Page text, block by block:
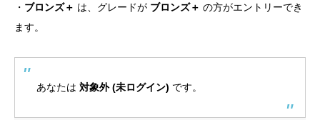
・ ブロンズ＋ は、グレードが ブロンズ＋ の方がエントリーでき
ます。
あなたは 対象外 (未ログイン) です。